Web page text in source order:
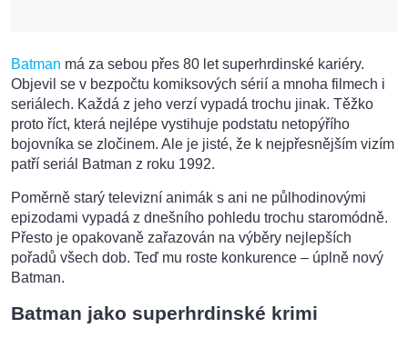
Batman má za sebou přes 80 let superhrdinské kariéry.
Objevil se v bezpočtu komiksových sérií a mnoha filmech i
seriálech. Každá z jeho verzí vypadá trochu jinak. Těžko
proto říct, která nejlépe vystihuje podstatu netopýřího
bojovníka se zločinem. Ale je jisté, že k nejpřesnějším vizím
patří seriál Batman z roku 1992.
Poměrně starý televizní animák s ani ne půlhodinovými
epizodami vypadá z dnešního pohledu trochu staromódně.
Přesto je opakovaně zařazován na výběry nejlepších
pořadů všech dob. Teď mu roste konkurence – úplně nový
Batman.
Batman jako superhrdinské krimi